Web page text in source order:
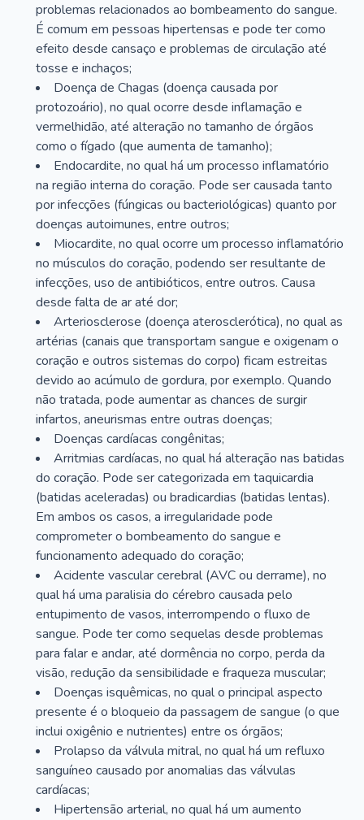
problemas relacionados ao bombeamento do sangue.
É comum em pessoas hipertensas e pode ter como
efeito desde cansaço e problemas de circulação até
tosse e inchaços;
Doença de Chagas (doença causada por
protozoário), no qual ocorre desde inflamação e
vermelhidão, até alteração no tamanho de órgãos
como o fígado (que aumenta de tamanho);
Endocardite, no qual há um processo inflamatório
na região interna do coração. Pode ser causada tanto
por infecções (fúngicas ou bacteriológicas) quanto por
doenças autoimunes, entre outros;
Miocardite, no qual ocorre um processo inflamatório
no músculos do coração, podendo ser resultante de
infecções, uso de antibióticos, entre outros. Causa
desde falta de ar até dor;
Arteriosclerose (doença aterosclerótica), no qual as
artérias (canais que transportam sangue e oxigenam o
coração e outros sistemas do corpo) ficam estreitas
devido ao acúmulo de gordura, por exemplo. Quando
não tratada, pode aumentar as chances de surgir
infartos, aneurismas entre outras doenças;
Doenças cardíacas congênitas;
Arritmias cardíacas, no qual há alteração nas batidas
do coração. Pode ser categorizada em taquicardia
(batidas aceleradas) ou bradicardias (batidas lentas).
Em ambos os casos, a irregularidade pode
comprometer o bombeamento do sangue e
funcionamento adequado do coração;
Acidente vascular cerebral (AVC ou derrame), no
qual há uma paralisia do cérebro causada pelo
entupimento de vasos, interrompendo o fluxo de
sangue. Pode ter como sequelas desde problemas
para falar e andar, até dormência no corpo, perda da
visão, redução da sensibilidade e fraqueza muscular;
Doenças isquêmicas, no qual o principal aspecto
presente é o bloqueio da passagem de sangue (o que
inclui oxigênio e nutrientes) entre os órgãos;
Prolapso da válvula mitral, no qual há um refluxo
sanguíneo causado por anomalias das válvulas
cardíacas;
Hipertensão arterial, no qual há um aumento